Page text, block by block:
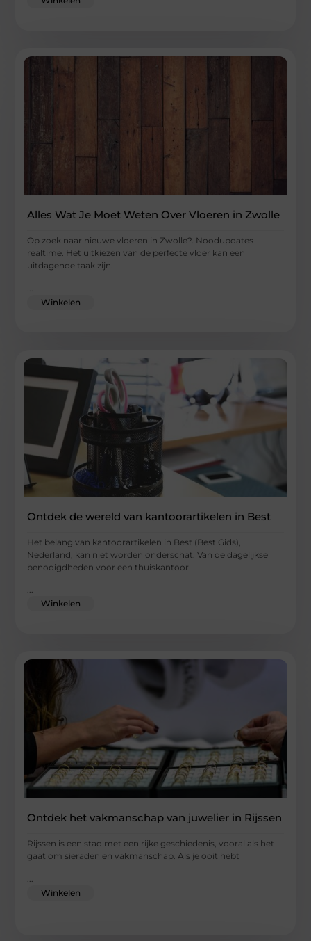
Alles Wat Je Moet Weten Over Vloeren in Zwolle
Op zoek naar nieuwe vloeren in Zwolle?. Noodupdates
realtime. Het uitkiezen van de perfecte vloer kan een
uitdagende taak zijn.
Winkelen
Ontdek de wereld van kantoorartikelen in Best
Het belang van kantoorartikelen in Best (Best Gids),
Nederland, kan niet worden onderschat. Van de dagelijkse
benodigdheden voor een thuiskantoor
...
Winkelen
Ontdek het vakmanschap van juwelier in Rijssen
Rijssen is een stad met een rijke geschiedenis, vooral als het
gaat om sieraden en vakmanschap. Als je ooit hebt
Winkelen